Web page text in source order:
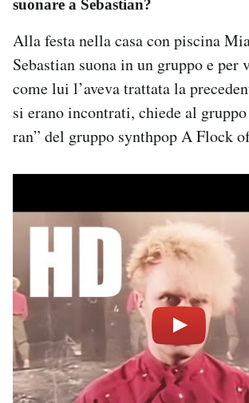
suonare a Sebastian?
Alla festa nella casa con piscina
Sebastian suona in un gruppo e per
come lui l’aveva trattata la
si erano incontrati, chiede al
ran” del gruppo synthpop A Flock